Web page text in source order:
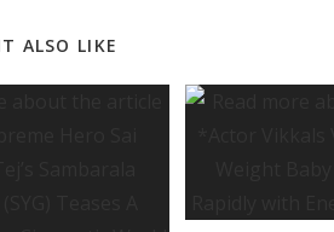
a
g
ALSO LIKE